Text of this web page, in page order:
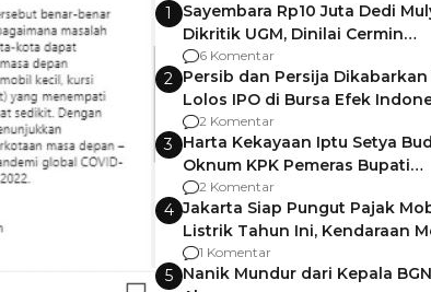
1
Sayembara Rp10 Juta Dedi
Dikritik UGM, Dinilai Cermin
Gagalnya Negara Jamin
6 Komentar
2 Persib dan Persija Dikabarkan
Lolos IPO di Bursa Efek
2 Komentar
3 Harta Kekayaan Iptu Setya
Oknum KPK Pemeras Bupati
Pemalang
2 Komentar
4 Jakarta Siap Pungut Pajak
Listrik Tahun Ini, Kendaraan
Kena hingga 75% PKB
1 Komentar
5 Nanik Mundur dari Kepala